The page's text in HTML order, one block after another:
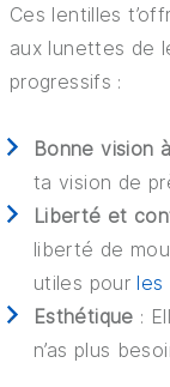
Ces lentilles
aux lunettes de
progressifs :
Bonne vision
ta vision de
Liberté et
liberté de
utiles pourles
Esthétique :
n’as plus